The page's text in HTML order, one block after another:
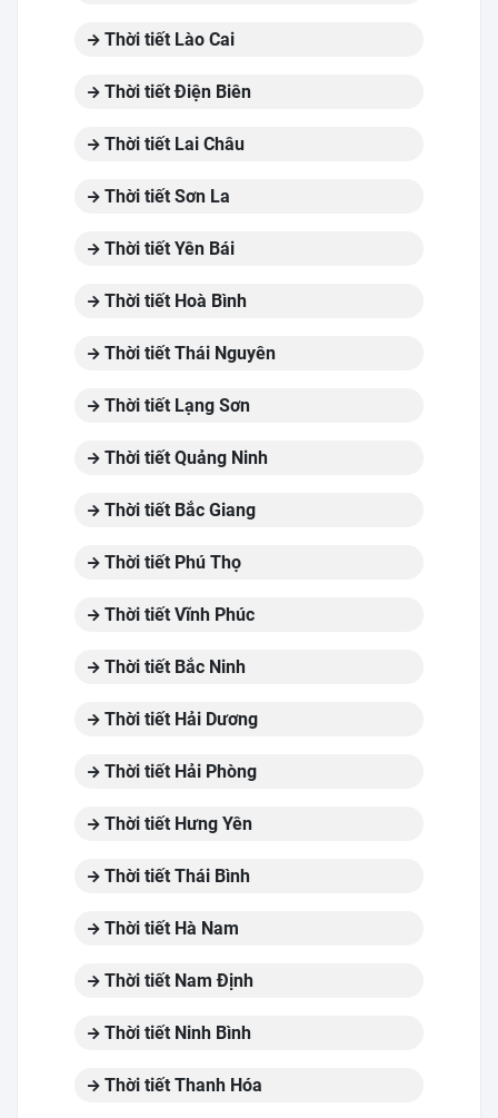
Thời tiết Lào Cai
Thời tiết Điện Biên
Thời tiết Lai Châu
Thời tiết Sơn La
Thời tiết Yên Bái
Thời tiết Hoà Bình
Thời tiết Thái Nguyên
Thời tiết Lạng Sơn
Thời tiết Quảng Ninh
Thời tiết Bắc Giang
Thời tiết Phú Thọ
Thời tiết Vĩnh Phúc
Thời tiết Bắc Ninh
Thời tiết Hải Dương
Thời tiết Hải Phòng
Thời tiết Hưng Yên
Thời tiết Thái Bình
Thời tiết Hà Nam
Thời tiết Nam Định
Thời tiết Ninh Bình
Thời tiết Thanh Hóa